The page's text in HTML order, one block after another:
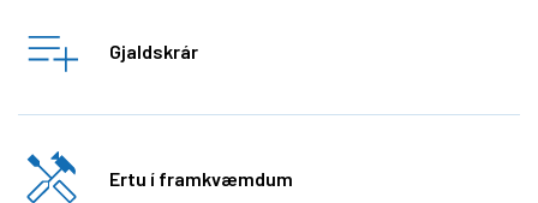
Gjaldskrár
Ertu í framkvæmdum